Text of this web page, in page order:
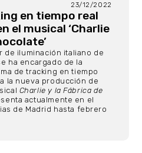
23/12/2022
en tiempo real
el musical ‘Charlie
de iluminación italiano de
ha encargado de la
de tracking en tiempo
la nueva producción de
Charlie y la Fábrica de
actualmente en el
de Madrid hasta febrero